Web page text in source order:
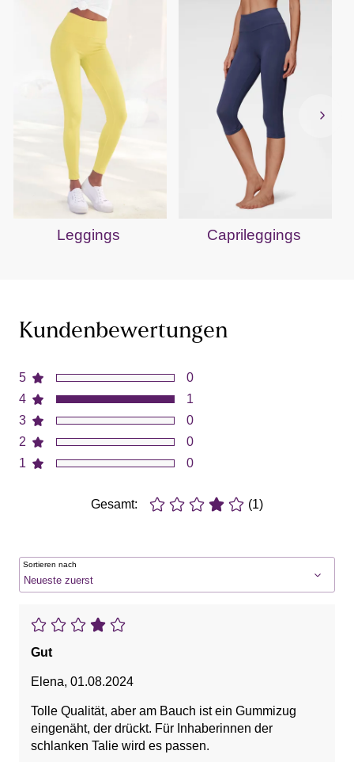
Leggings Caprileggings
Kundenbewertungen
5
4
3
2
1
0
1
0
0
0
Gesamt: (1)
Sortieren nach
Gut
Elena, 01.08.2024
Tolle Qualität, aber am Bauch ist ein Gummizug
eingenäht, der drückt. Für Inhaberinnen der
schlanken Talie wird es passen.